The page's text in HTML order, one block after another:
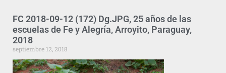
FC 2018-09-12 (172) Dg.JPG, 25 años de las
escuelas de Fe y Alegría, Arroyito, Paraguay,
2018
septiembre 12, 2018